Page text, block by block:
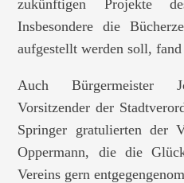
zukünftigen Projekte
Insbesondere die
aufgestellt werden soll, fand
Auch Bürgermeister
Vorsitzender der
Springer gratulierten der
Oppermann, die die
Vereins gern